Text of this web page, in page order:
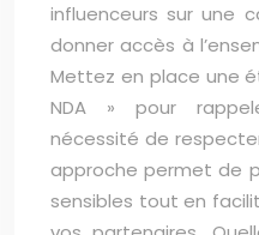
influenceurs sur une
donner accès à
Mettez en place une
NDA » pour
nécessité de
approche permet de
sensibles tout en